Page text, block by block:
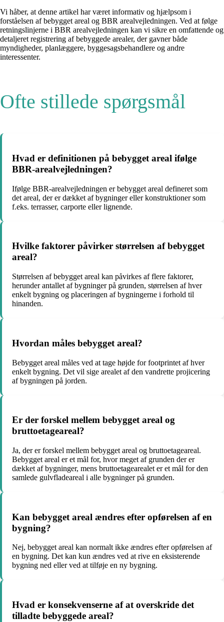
Vi håber, at denne artikel har været informativ og hjælpsom i
forståelsen af bebygget areal og BBR arealvejledningen. Ved at følge
retningslinjerne i BBR arealvejledningen kan vi sikre en omfattende og
detaljeret registrering af bebyggede arealer, der gavner både
myndigheder, planlæggere, byggesagsbehandlere og andre
interessenter.
Ofte stillede spørgsmål
Hvad er definitionen på bebygget areal ifølge
BBR-arealvejledningen?
Ifølge BBR-arealvejledningen er bebygget areal defineret som
det areal, der er dækket af bygninger eller konstruktioner som
f.eks. terrasser, carporte eller lignende.
Hvilke faktorer påvirker størrelsen af bebygget
areal?
Størrelsen af bebygget areal kan påvirkes af flere faktorer,
herunder antallet af bygninger på grunden, størrelsen af hver
enkelt bygning og placeringen af bygningerne i forhold til
hinanden.
Hvordan måles bebygget areal?
Bebygget areal måles ved at tage højde for footprintet af hver
enkelt bygning. Det vil sige arealet af den vandrette projicering
af bygningen på jorden.
Er der forskel mellem bebygget areal og
bruttoetageareal?
Ja, der er forskel mellem bebygget areal og bruttoetageareal.
Bebygget areal er et mål for, hvor meget af grunden der er
dækket af bygninger, mens bruttoetagearealet er et mål for den
samlede gulvfladeareal i alle bygninger på grunden.
Kan bebygget areal ændres efter opførelsen af en
bygning?
Nej, bebygget areal kan normalt ikke ændres efter opførelsen af
en bygning. Det kan kun ændres ved at rive en eksisterende
bygning ned eller ved at tilføje en ny bygning.
Hvad er konsekvenserne af at overskride det
tilladte bebyggede areal?